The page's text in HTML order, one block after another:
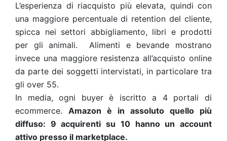
L’esperienza di riacquisto più elevata, quindi con
una maggiore percentuale di retention del cliente,
spicca nei settori abbigliamento, libri e prodotti
per gli animali. Alimenti e bevande mostrano
invece una maggiore resistenza all’acquisto online
da parte dei soggetti intervistati, in particolare tra
gli over 55.
In media, ogni buyer è iscritto a 4 portali di
ecommerce. Amazon è in assoluto quello più
diffuso: 9 acquirenti su 10 hanno un account
attivo presso il marketplace.